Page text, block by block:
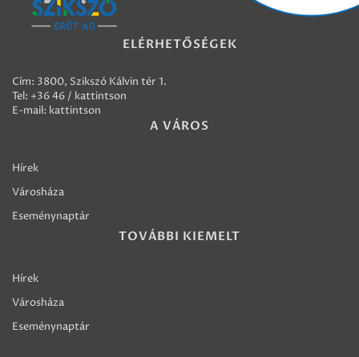
ELÉRHETŐSÉGEK
Cím: 3800, Szikszó Kálvin tér 1.
Tel: +36 46 / kattintson
E-mail: kattintson
A VÁROS
Hírek
Városháza
Eseménynaptár
TOVÁBBI KIEMELT
Hírek
Városháza
Eseménynaptár